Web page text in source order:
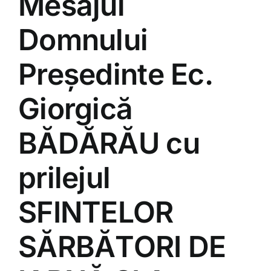
Domnului
Președinte Ec.
Giorgică
BĂDĂRĂU cu
prilejul
SFINTELOR
SĂRBĂTORI DE